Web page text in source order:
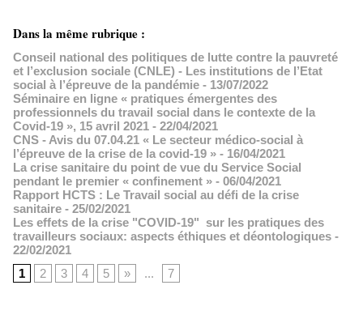
Dans la même rubrique :
Conseil national des politiques de lutte contre la pauvreté
et l’exclusion sociale (CNLE) - Les institutions de l’Etat
social à l’épreuve de la pandémie - 13/07/2022
Séminaire en ligne « pratiques émergentes des
professionnels du travail social dans le contexte de la
Covid-19 », 15 avril 2021 - 22/04/2021
CNS - Avis du 07.04.21 « Le secteur médico-social à
l’épreuve de la crise de la covid-19 » - 16/04/2021
La crise sanitaire du point de vue du Service Social
pendant le premier « confinement » - 06/04/2021
Rapport HCTS : Le Travail social au défi de la crise
sanitaire - 25/02/2021
Les effets de la crise "COVID-19" sur les pratiques des
travailleurs sociaux: aspects éthiques et déontologiques -
22/02/2021
1
2 3 4 5 » ... 7